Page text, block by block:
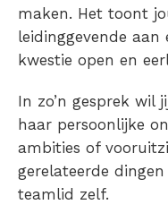
maken. Het toont
leidinggevende
kwestie open en
In zo’n gesprek wil
haar persoonlijke
ambities of
gerelateerde
teamlid zelf.